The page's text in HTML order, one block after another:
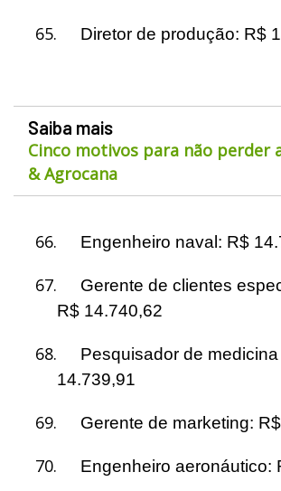
65. Diretor de produção: R$
Saiba mais
Cinco motivos para não perder
& Agrocana
66. Engenheiro naval: R$
67.
Gerente de clientes
R$ 14.740,62
68.
Pesquisador de
14.739,91
69. Gerente de marketing:
70. Engenheiro aeronáutico: